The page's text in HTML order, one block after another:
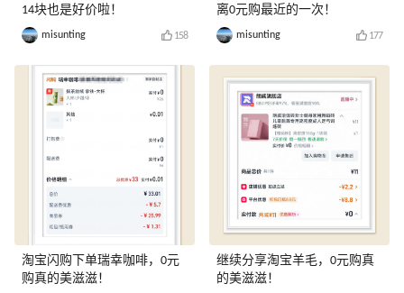
14块也是好价啦！
misunting 158
淘宝闪购下单瑞幸咖啡，0元
购真的美滋滋！
离0元购最近的一次！
misunting 177
继续分享淘宝羊毛，0元购真
的美滋滋！